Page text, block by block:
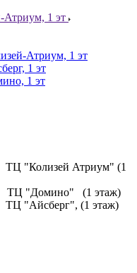
1 эт
Атриум, 1 эт
1 эт
1 эт
Атриум" (1
ТЦ "Домино" (1 этаж)
(1 этаж)